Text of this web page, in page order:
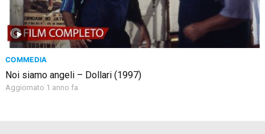
COMMEDIA
Noi siamo angeli – Dollari (1997)
Aggiornato 1 anno fa